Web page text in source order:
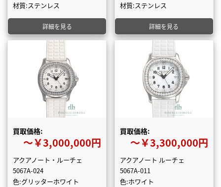
材質:ステンレス
詳細を見る
材質:ステンレス
詳細を見る
買取価格:
〜￥3,000,000円
アクアノート・ルーチェ
5067A-024
色:グリッターホワイト
買取価格:
〜￥3,300,000円
アクアノート ルーチェ
5067A-011
色:ホワイト